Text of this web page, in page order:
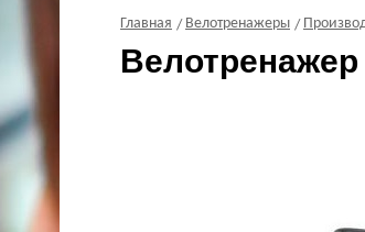
Главная Велотренажеры